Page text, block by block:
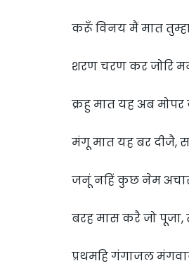
करूँ विनय मैं मात
शरण चरण कर जोरि
क्रहु मात यह अब मोपर
मंगू मात यह बर दीजै,
जनूं नहिं कुछ नेम
बरह मास करै जो
प्रथमहि गंगाजल